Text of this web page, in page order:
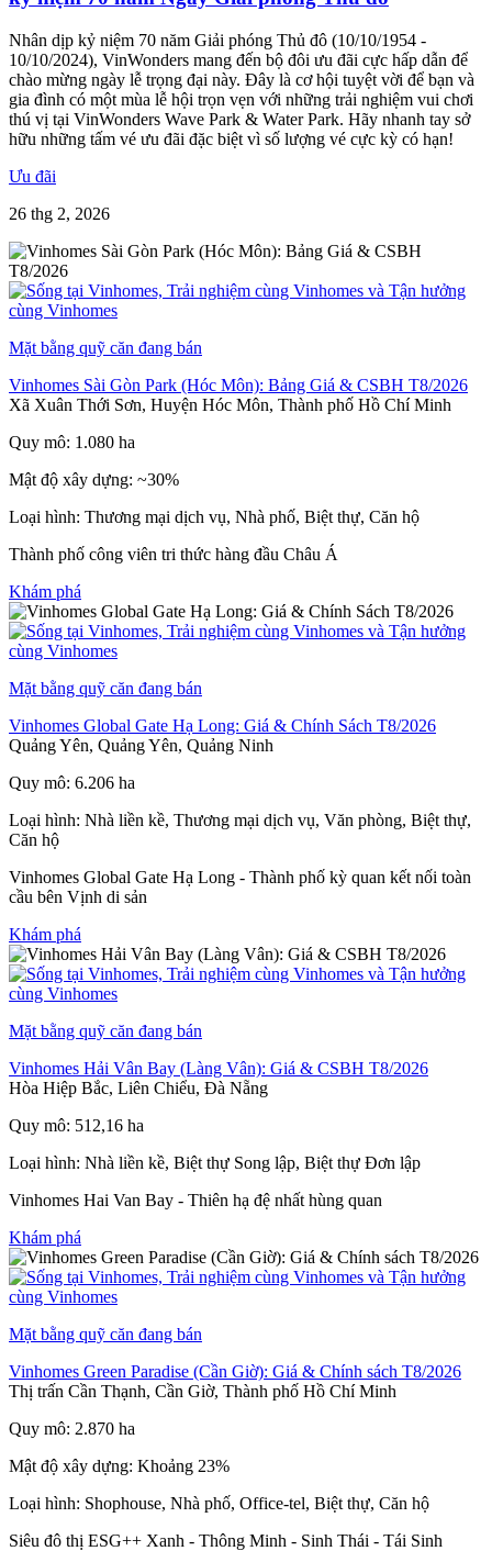
Nhân dịp kỷ niệm 70 năm Giải phóng Thủ đô (10/10/1954 -
10/10/2024), VinWonders mang đến bộ đôi ưu đãi cực hấp dẫn để
chào mừng ngày lễ trọng đại này. Đây là cơ hội tuyệt vời để bạn và
gia đình có một mùa lễ hội trọn vẹn với những trải nghiệm vui chơi
thú vị tại VinWonders Wave Park & Water Park. Hãy nhanh tay sở
hữu những tấm vé ưu đãi đặc biệt vì số lượng vé cực kỳ có hạn!
Ưu đãi
26 thg 2, 2026
Mặt bằng quỹ căn đang bán
Vinhomes Sài Gòn Park (Hóc Môn): Bảng Giá & CSBH T8/2026
Xã Xuân Thới Sơn, Huyện Hóc Môn, Thành phố Hồ Chí Minh
Quy mô: 1.080 ha
Mật độ xây dựng: ~30%
Loại hình: Thương mại dịch vụ, Nhà phố, Biệt thự, Căn hộ
Thành phố công viên tri thức hàng đầu Châu Á
Khám phá
Mặt bằng quỹ căn đang bán
Vinhomes Global Gate Hạ Long: Giá & Chính Sách T8/2026
Quảng Yên, Quảng Yên, Quảng Ninh
Quy mô: 6.206 ha
Loại hình: Nhà liền kề, Thương mại dịch vụ, Văn phòng, Biệt thự,
Căn hộ
Vinhomes Global Gate Hạ Long - Thành phố kỳ quan kết nối toàn
cầu bên Vịnh di sản
Khám phá
Mặt bằng quỹ căn đang bán
Vinhomes Hải Vân Bay (Làng Vân): Giá & CSBH T8/2026
Hòa Hiệp Bắc, Liên Chiểu, Đà Nẵng
Quy mô: 512,16 ha
Loại hình: Nhà liền kề, Biệt thự Song lập, Biệt thự Đơn lập
Vinhomes Hai Van Bay - Thiên hạ đệ nhất hùng quan
Khám phá
Mặt bằng quỹ căn đang bán
Vinhomes Green Paradise (Cần Giờ): Giá & Chính sách T8/2026
Thị trấn Cần Thạnh, Cần Giờ, Thành phố Hồ Chí Minh
Quy mô: 2.870 ha
Mật độ xây dựng: Khoảng 23%
Loại hình: Shophouse, Nhà phố, Office-tel, Biệt thự, Căn hộ
Siêu đô thị ESG++ Xanh - Thông Minh - Sinh Thái - Tái Sinh